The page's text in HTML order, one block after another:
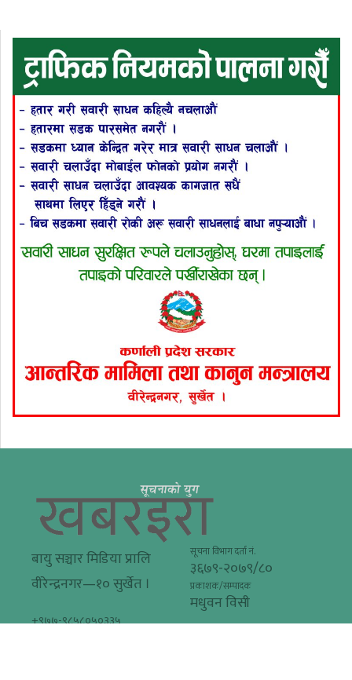
बायु सञ्चार मिडिया प्रालि
वीरेन्द्रनगर—१० सुर्खेत ।
सूचना विभाग दर्ता नं.
३६७९-२०७९/८०
प्रकाशक/सम्पादक
मधुवन विसी
+९७७-९८५८०५०३३५